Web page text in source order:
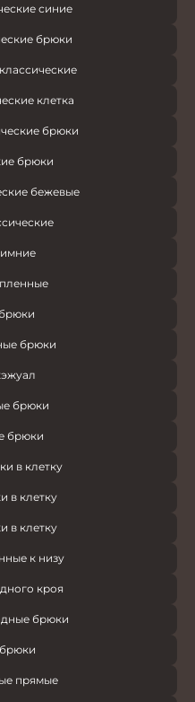
синие
брюки
клетка
брюки
брюки
бежевые
брюки
брюки
брюки
в клетку
в клетку
в клетку
к низу
кроя
брюки
прямые